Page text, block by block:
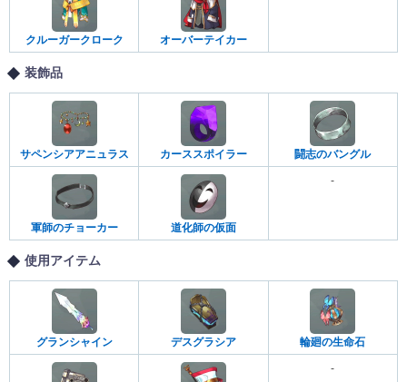
クルーガークローク オーバーテイカー
装飾品
サペンシアアニュラス カーススポイラー 闘志のバングル
軍師のチョーカー 道化師の仮面
-
使用アイテム
グランシャイン デスグラシア 輪廻の生命石
-